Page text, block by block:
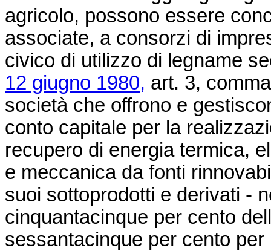
agricolo, possono essere
associate, a consorzi di
civico di utilizzo di legname
12 giugno 1980, art. 3,
società che offrono e
conto capitale per la
recupero di energia termica,
e meccanica da fonti
suoi sottoprodotti e derivati -
cinquantacinque per cento
sessantacinque per cento